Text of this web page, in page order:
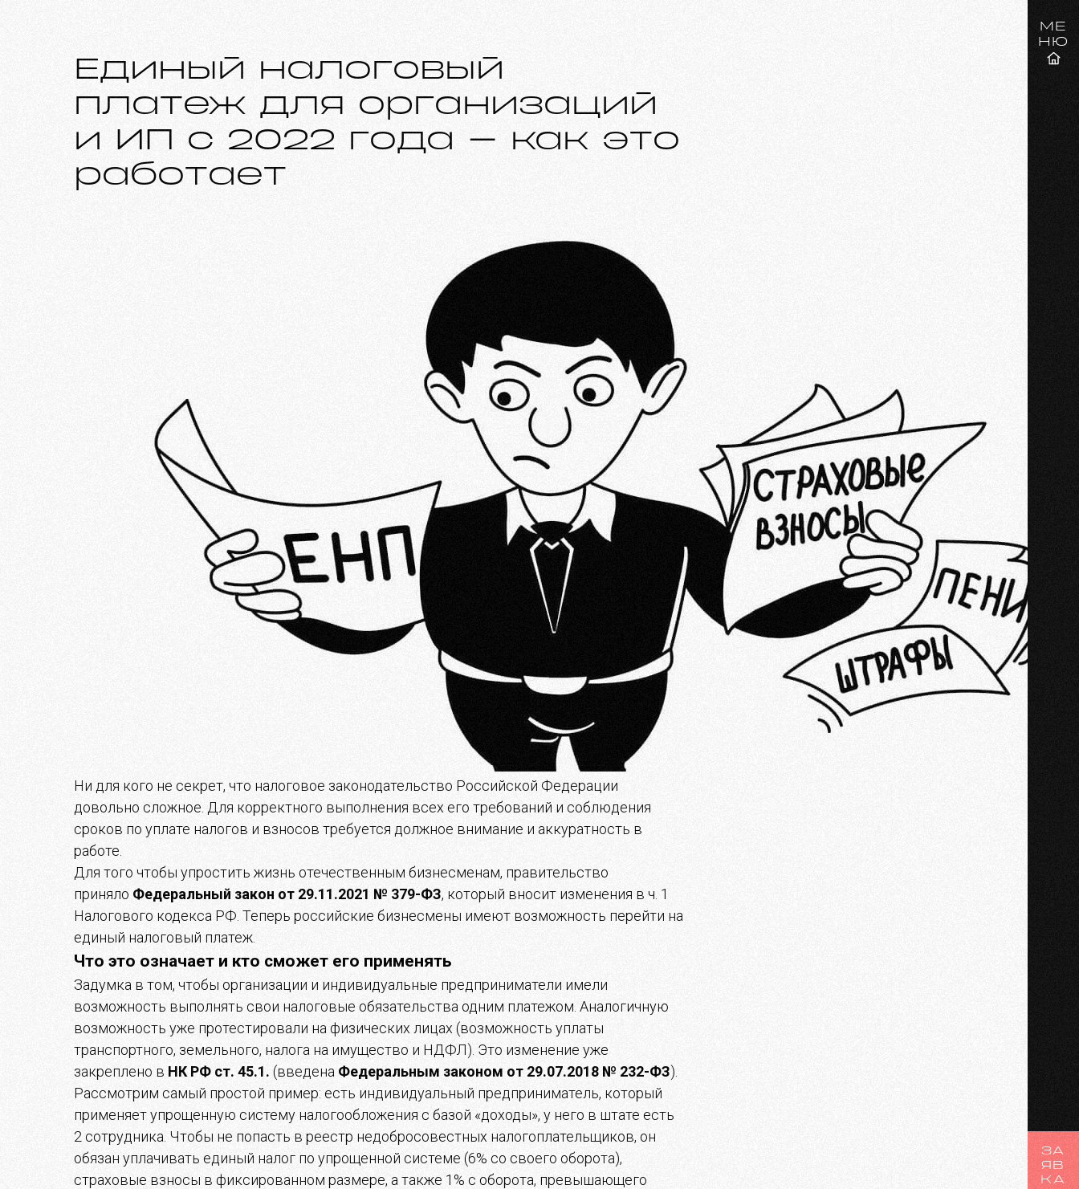
Единый налоговый
платеж для организаций
и ИП с 2022 года – как это
работает
Ни для кого не секрет, что налоговое законодательство Российской Федерации
довольно сложное. Для корректного выполнения всех его требований и соблюдения
сроков по уплате налогов и взносов требуется должное внимание и аккуратность в
работе.
Для того чтобы упростить жизнь отечественным бизнесменам, правительство
приняло Федеральный закон от 29.11.2021 № 379-ФЗ, который вносит изменения в ч. 1
Налогового кодекса РФ. Теперь российские бизнесмены имеют возможность перейти на
единый налоговый платеж.
Что это означает и кто сможет его применять
Задумка в том, чтобы организации и индивидуальные предприниматели имели
возможность выполнять свои налоговые обязательства одним платежом. Аналогичную
возможность уже протестировали на физических лицах (возможность уплаты
транспортного, земельного, налога на имущество и НДФЛ). Это изменение уже
закреплено в НК РФ ст. 45.1. (введена Федеральным законом от 29.07.2018 № 232-ФЗ).
Рассмотрим самый простой пример: есть индивидуальный предприниматель, который
применяет упрощенную систему налогообложения с базой «доходы», у него в штате есть
2 сотрудника. Чтобы не попасть в реестр недобросовестных налогоплательщиков, он
обязан уплачивать единый налог по упрощенной системе (6% со своего оборота),
страховые взносы в фиксированном размере, а также 1% с оборота, превышающего
МЕ
НЮ
ЗА
ЯВ
КА